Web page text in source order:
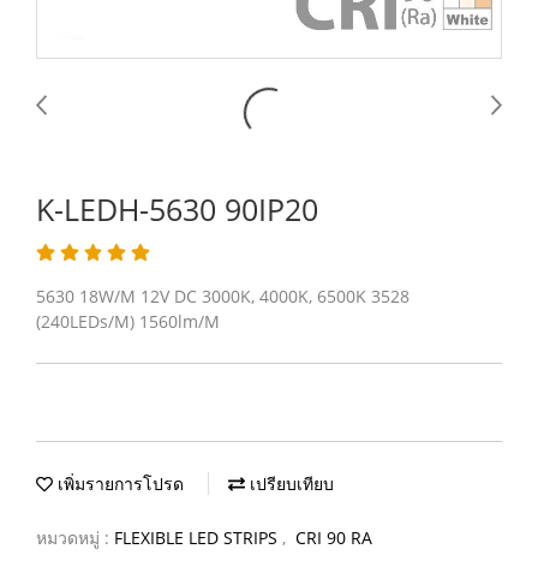
K-LEDH-5630 90IP20
5630 18W/M 12V DC 3000K, 4000K, 6500K 3528
(240LEDs/M) 1560lm/M
เพิ่มรายการโปรด เปรียบเทียบ
หมวดหมู่ : FLEXIBLE LED STRIPS , CRI 90 RA